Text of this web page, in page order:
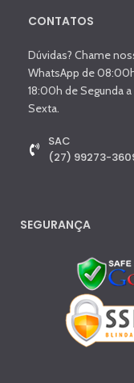
CONTATOS
Dúvidas? Chame
WhatsApp de
18:00h de Segunda a
Sexta.
SAC
(27) 99273-
SEGURANÇA